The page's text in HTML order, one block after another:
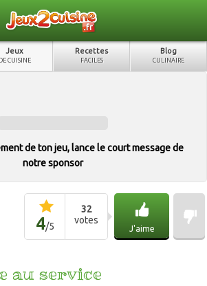
Jeux
DE CUISINE
Recettes
FACILES
Blog
CULINAIRE
de ton jeu, lance le court message de
notre sponsor
4/5
32
votes
J'aime
au service